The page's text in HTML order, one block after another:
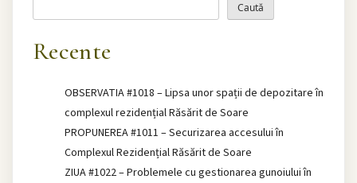
Caută
Recente
OBSERVATIA #1018 – Lipsa unor spații de depozitare în
complexul rezidențial Răsărit de Soare
PROPUNEREA #1011 – Securizarea accesului în
Complexul Rezidențial Răsărit de Soare
ZIUA #1022 – Problemele cu gestionarea gunoiului în